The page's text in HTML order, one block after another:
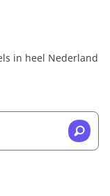
in heel Nederland